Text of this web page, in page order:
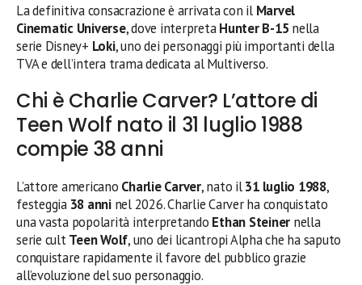
La definitiva consacrazione è arrivata con il Marvel
Cinematic Universe, dove interpretaHunter B-15 nella
serie Disney+ Loki, uno dei personaggi più importanti della
TVA e dell’intera trama dedicata al Multiverso.
Chi è Charlie Carver? L’attore di
Teen Wolf nato il 31 luglio 1988
compie 38 anni
L’attore americano Charlie Carver, nato il31 luglio 1988,
festeggia 38 anninel 2026. Charlie Carver ha conquistato
una vasta popolarità interpretando Ethan Steiner nella
serie cultTeen Wolf, uno dei licantropi Alpha che ha saputo
conquistare rapidamente il favore del pubblico grazie
all’evoluzione del suo personaggio.